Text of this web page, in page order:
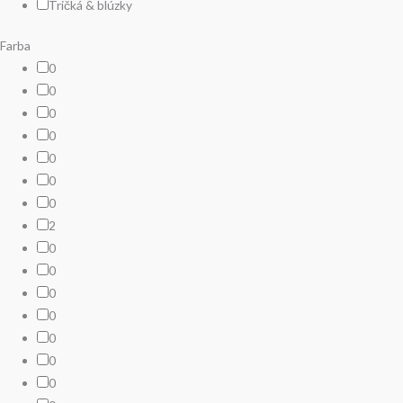
Tričká & blúzky
Farba
0
0
0
0
0
0
0
2
0
0
0
0
0
0
0